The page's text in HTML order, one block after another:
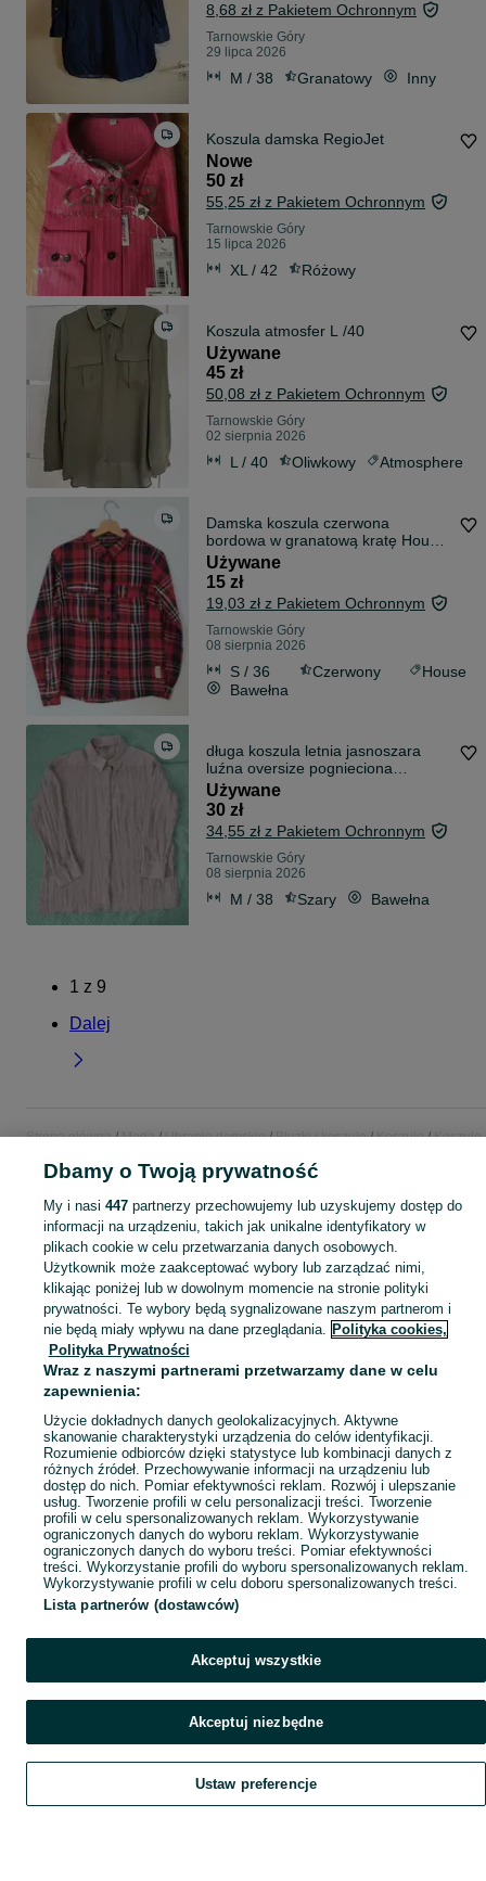
8,68 zł z Pakietem Ochronnym
Tarnowskie Góry
29 lipca 2026
M / 38 Granatowy Inny
Koszula damska RegioJet
Nowe
50 zł
55,25 zł z Pakietem Ochronnym
Tarnowskie Góry
15 lipca 2026
XL / 42 Różowy
Koszula atmosfer L /40
Używane
45 zł
50,08 zł z Pakietem Ochronnym
Tarnowskie Góry
02 sierpnia 2026
L / 40 Oliwkowy Atmosphere
Damska koszula czerwona
bordowa w granatową kratę House
S świąteczna
Używane
15 zł
19,03 zł z Pakietem Ochronnym
Tarnowskie Góry
08 sierpnia 2026
S / 36 Czerwony
House
Bawełna
długa koszula letnia jasnoszara
luźna oversize pognieciona
marszona
Używane
30 zł
34,55 zł z Pakietem Ochronnym
Tarnowskie Góry
08 sierpnia 2026
M / 38 Szary Bawełna
1 z 9
Dalej
Strona główna Moda Ubrania damskie Bluzki i koszule Koszule
Koszule
KATEGORIA
Szeroki wybór koszul damskich Tarnowskie Góry ▶️ bawełniane, oversize, w kratę i jedwabne ✅ Nowe i używane w atrakcyjnych cenach ✌ Znajdź oferty na OLX.pl! Zobacz
Mapa kategorii
Mapa miejscowości
Szukaj Obserwujesz Dodaj Czat Konto
Dbamy o Twoją prywatność
My i nasi 447partnerzy przechowujemy lub uzyskujemy dostęp do
informacji na urządzeniu, takich jak unikalne identyfikatory w
plikach cookie w celu przetwarzania danych osobowych.
Użytkownik może zaakceptować wybory lub zarządzać nimi,
klikając poniżej lub w dowolnym momencie na stronie polityki
prywatności. Te wybory będą sygnalizowane naszym partnerom i
nie będą miały wpływu na dane przeglądania. Polityka cookies,
Polityka Prywatności
Wraz z naszymi partnerami przetwarzamy dane w celu
zapewnienia:
Użycie dokładnych danych geolokalizacyjnych. Aktywne
skanowanie charakterystyki urządzenia do celów identyfikacji.
Rozumienie odbiorców dzięki statystyce lub kombinacji danych z
różnych źródeł. Przechowywanie informacji na urządzeniu lub
dostęp do nich. Pomiar efektywności reklam. Rozwój i ulepszanie
usług. Tworzenie profili w celu personalizacji treści. Tworzenie
profili w celu spersonalizowanych reklam. Wykorzystywanie
ograniczonych danych do wyboru reklam. Wykorzystywanie
ograniczonych danych do wyboru treści. Pomiar efektywności
treści. Wykorzystanie profili do wyboru spersonalizowanych reklam.
Wykorzystywanie profili w celu doboru spersonalizowanych treści.
Lista partnerów (dostawców)
Akceptuj wszystkie
Akceptuj niezbędne
Ustaw preferencje